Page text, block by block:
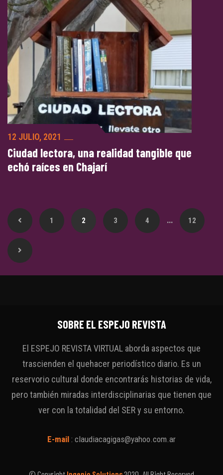
12 JULIO, 2021
Ciudad lectora, una realidad tangible que
echó raíces en Chajarí
1 2 3 4 … 12
SOBRE EL ESPEJO REVISTA
El ESPEJO REVISTA VIRTUAL aborda aspectos que
trascienden el quehacer periodístico diario. Es un
reservorio cultural donde encontrarás historias de vida,
pero también miradas interdisciplinarias que tienen que
ver con la totalidad del SER y su entorno.
E-mail : claudiacagigas@yahoo.com.ar